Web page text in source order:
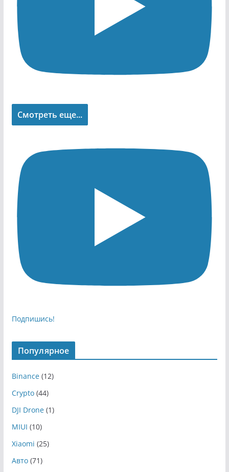
Смотреть еще...
Подпишись!
Популярное
Binance(12)
Crypto(44)
DJI Drone(1)
MIUI (10)
Xiaomi (25)
Авто(71)